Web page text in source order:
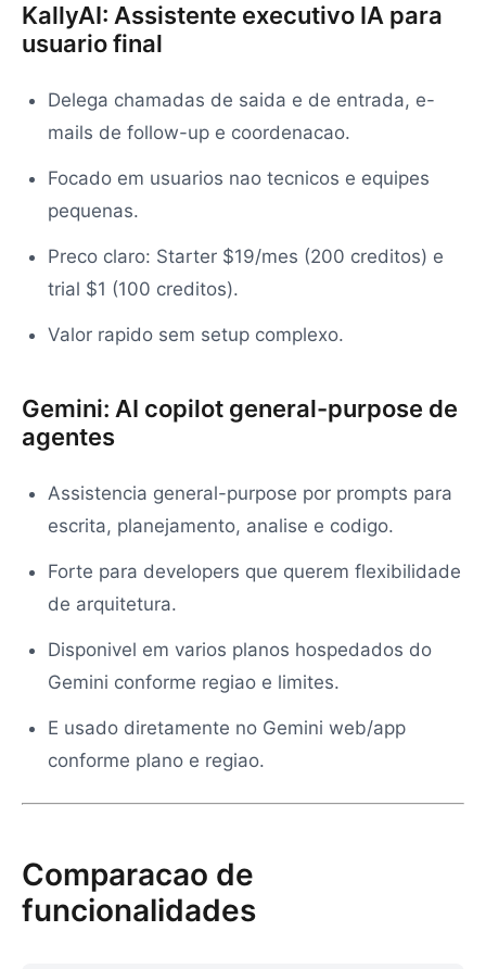
KallyAI: Assistente executivo IA para
usuario final
Delega chamadas de saida e de entrada, e-
mails de follow-up e coordenacao.
Focado em usuarios nao tecnicos e equipes
pequenas.
Preco claro: Starter $19/mes (200 creditos) e
trial $1 (100 creditos).
Valor rapido sem setup complexo.
Gemini: AI copilot general-purpose de
agentes
Assistencia general-purpose por prompts para
escrita, planejamento, analise e codigo.
Forte para developers que querem flexibilidade
de arquitetura.
Disponivel em varios planos hospedados do
Gemini conforme regiao e limites.
E usado diretamente no Gemini web/app
conforme plano e regiao.
Comparacao de
funcionalidades